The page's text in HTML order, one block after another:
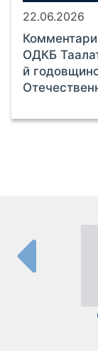
22.06.2026
ОДКБ
й